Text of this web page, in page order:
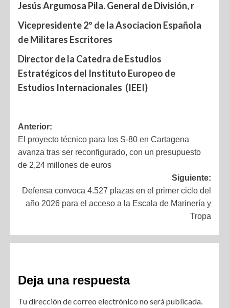
Jesús Argumosa Pila. General de División, r
Vicepresidente 2º de la Asociacion Española
de Militares Escritores
Director de la Catedra de Estudios
Estratégicos del Instituto Europeo de
Estudios Internacionales (IEEI)
Anterior:
El proyecto técnico para los S-80 en Cartagena
avanza tras ser reconfigurado, con un presupuesto
de 2,24 millones de euros
Siguiente:
Defensa convoca 4.527 plazas en el primer ciclo del
año 2026 para el acceso a la Escala de Marinería y
Tropa
Deja una respuesta
Tu dirección de correo electrónico no será publicada.